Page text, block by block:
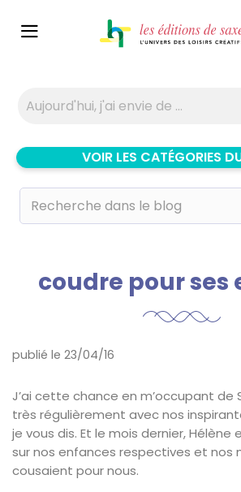
VOIR LES CATÉGORIES
coudre pour ses
publié le 23/04/16
J’ai cette chance en m’occupant de
très régulièrement avec nos
je vous dis. Et le mois dernier, Hélène
sur nos enfances respectives et nos
cousaient pour nous.